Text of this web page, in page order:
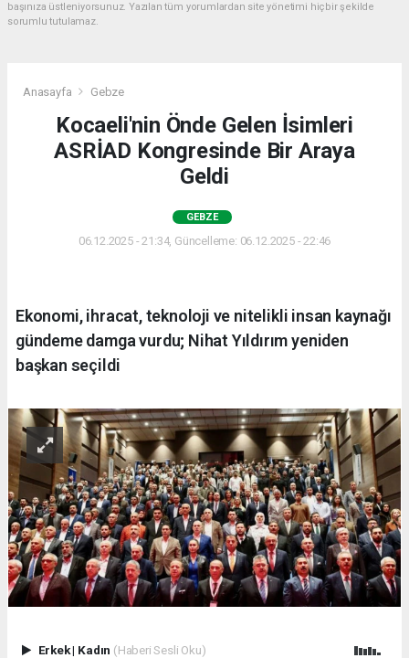
başınıza üstleniyorsunuz. Yazılan tüm yorumlardan site yönetimi hiçbir şekilde
sorumlu tutulamaz.
Anasayfa Gebze
Kocaeli'nin Önde Gelen İsimleri
ASRİAD Kongresinde Bir Araya
Geldi
GEBZE
06.12.2025 - 21:34, Güncelleme: 06.12.2025 - 22:46
Ekonomi, ihracat, teknoloji ve nitelikli insan kaynağı
gündeme damga vurdu; Nihat Yıldırım yeniden
başkan seçildi
Erkek| Kadın (Haberi Sesli Oku)